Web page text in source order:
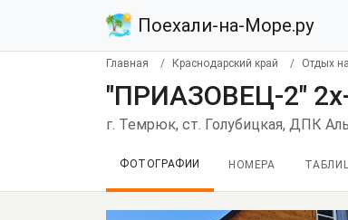
Поехали-на-Море.ру
Главная Краснодарский край Отдых
"ПРИАЗОВЕЦ-2"
г. Темрюк, ст. Голубицкая, ДПК
ФОТОГРАФИИ НОМЕРА